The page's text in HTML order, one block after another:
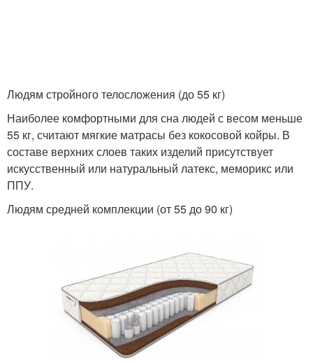
Людям стройного телосложения (до 55 кг)
Наиболее комфортными для сна людей с весом меньше
55 кг, считают мягкие матрасы без кокосовой койры. В
составе верхних слоев таких изделий присутствует
искусственный или натуральный латекс, меморикс или
ППУ.
Людям средней комплекции (от 55 до 90 кг)